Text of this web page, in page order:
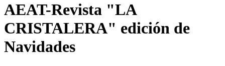
AEAT-Revista "LA
CRISTALERA" edición de
Navidades